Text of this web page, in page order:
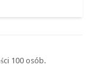
100 osób.